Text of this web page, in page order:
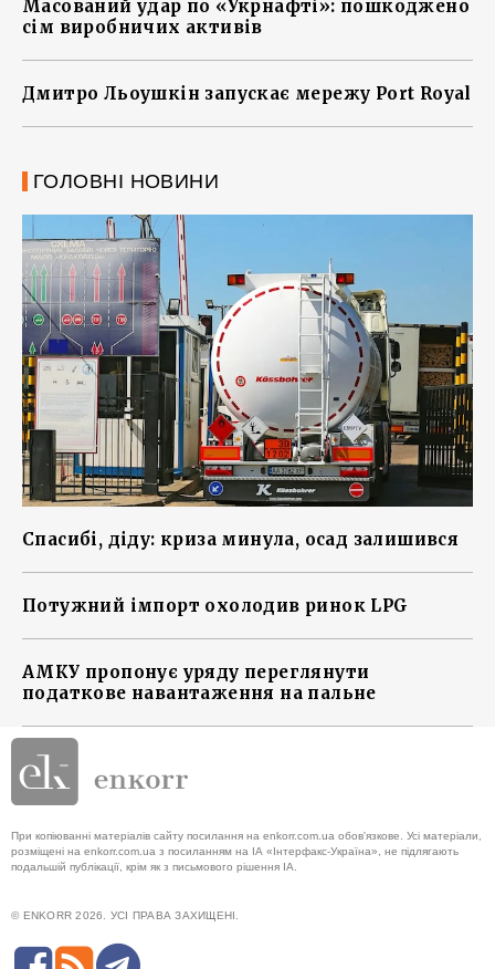
Масований удар по «Укрнафті»: пошкоджено
сім виробничих активів
Дмитро Льоушкін запускає мережу Port Royal
ГОЛОВНІ НОВИНИ
Спасибі, діду: криза минула, осад залишився
Потужний імпорт охолодив ринок LPG
АМКУ пропонує уряду переглянути
податкове навантаження на пальне
При копіюванні матеріалів сайту посилання на enkorr.com.ua обов'язкове. Усі матеріали,
розміщені на enkorr.com.ua з посиланням на ІА «Інтерфакс-Україна», не підлягають
подальшій публікації, крім як з письмового рішення ІА.
© ENKORR 2026. УСІ ПРАВА ЗАХИЩЕНІ.